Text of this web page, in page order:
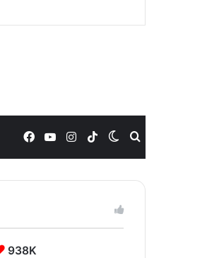
Switch
skin
TikTok
Instagram
YouTube
Facebook
938K